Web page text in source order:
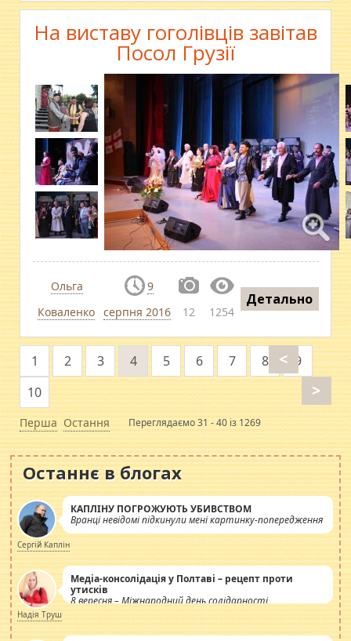
На виставу гоголівців завітав
Посол Грузії
Ольга
Коваленко
9
серпня 2016
12 1254
Детально
Перша
<
1 2 3 4 5 6 7 8
9
10
>
Остання Переглядаємо 31 - 40 із 1269
Останнє в блогах
КАПЛІНУ ПОГРОЖУЮТЬ УБИВСТВОМ
Вранці невідомі підкинули мені картинку-попередження
Сергій Каплін
Медіа-консолідація у Полтаві – рецепт проти
утисків
8 вересня – Міжнародний день солідарності
журналістів.
Надія Труш